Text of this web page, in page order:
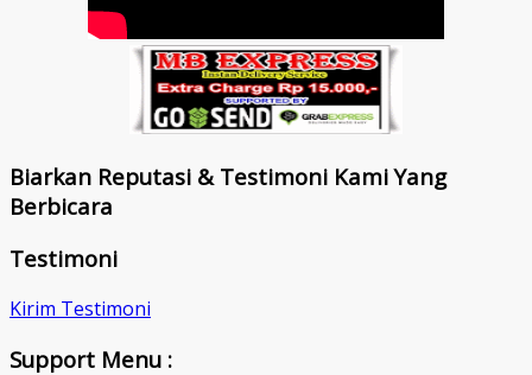
Biarkan Reputasi & Testimoni Kami Yang
Berbicara
Testimoni
Kirim Testimoni
Support Menu :